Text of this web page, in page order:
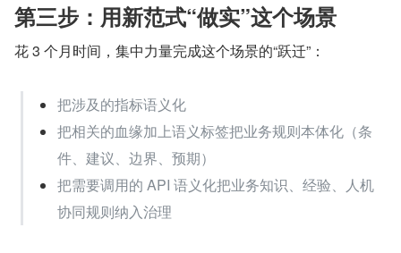
第三步：用新范式“做实”这个场景
花 3 个月时间，集中力量完成这个场景的“跃迁”：
把涉及的指标语义化
把相关的血缘加上语义标签把业务规则本体化（条
件、建议、边界、预期）
把需要调用的 API 语义化把业务知识、经验、人机
协同规则纳入治理